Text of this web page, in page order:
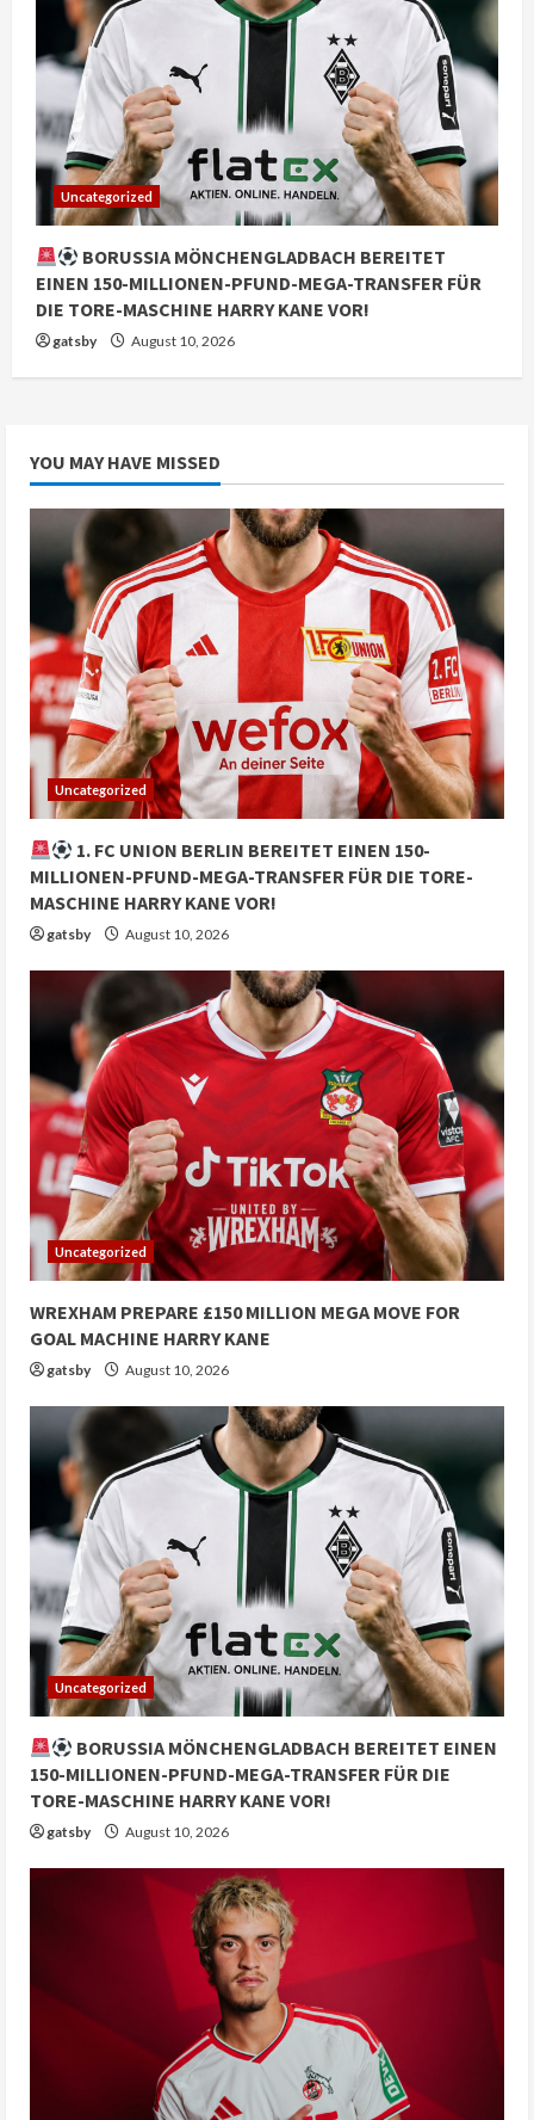
Uncategorized
BORUSSIA MÖNCHENGLADBACH BEREITET
EINEN 150-MILLIONEN-PFUND-MEGA-TRANSFER FÜR
DIE TORE-MASCHINE HARRY KANE VOR!
gatsby August 10, 2026
YOU MAY HAVE MISSED
Uncategorized
1. FC UNION BERLIN BEREITET EINEN 150-
MILLIONEN-PFUND-MEGA-TRANSFER FÜR DIE TORE-
MASCHINE HARRY KANE VOR!
gatsby August 10, 2026
Uncategorized
WREXHAM PREPARE £150 MILLION MEGA MOVE FOR
GOAL MACHINE HARRY KANE
gatsby August 10, 2026
Uncategorized
BORUSSIA MÖNCHENGLADBACH BEREITET EINEN
150-MILLIONEN-PFUND-MEGA-TRANSFER FÜR DIE
TORE-MASCHINE HARRY KANE VOR!
gatsby August 10, 2026